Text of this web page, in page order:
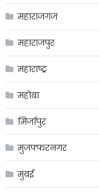
महाराजगंज
महाराजपुर
महाराष्ट्र
महोबा
मिर्जापुर
मुजफ्फरनगर
मुंबई